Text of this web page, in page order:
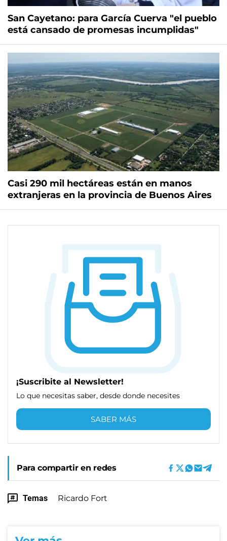
San Cayetano: para García Cuerva "el pueblo
está cansado de promesas incumplidas"
Casi 290 mil hectáreas están en manos
extranjeras en la provincia de Buenos Aires
¡Suscribite al Newsletter!
Lo que necesitas saber, desde donde necesites
SABER MÁS
Para compartir en redes
Temas Ricardo Fort